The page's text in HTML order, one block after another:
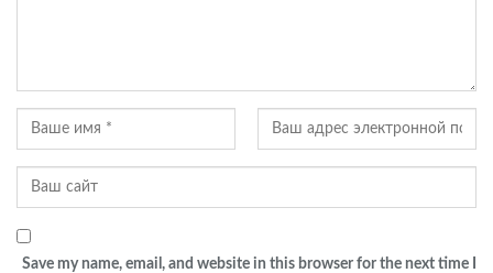
Save my name, email, and website in this browser for the next time I